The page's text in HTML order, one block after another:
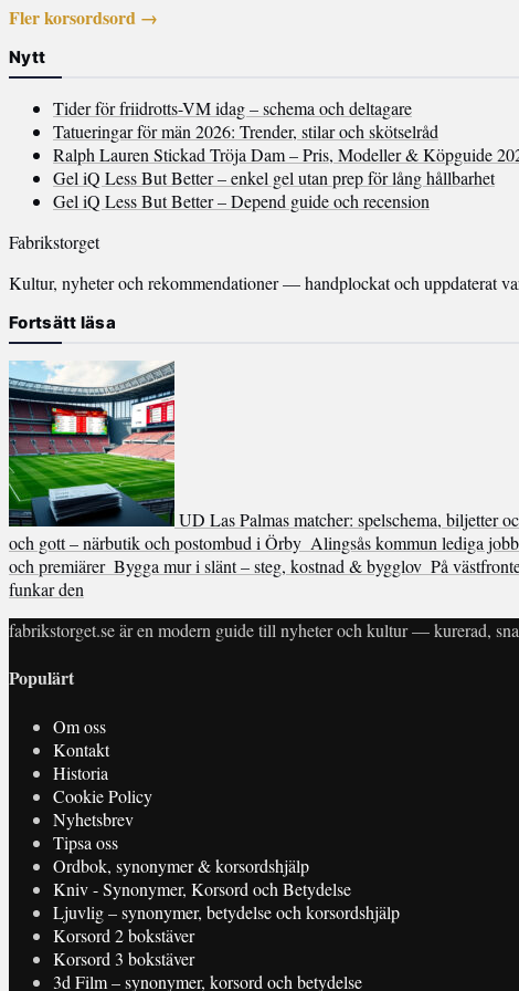
Fler korsordsord →
Nytt
Tider för friidrotts-VM idag – schema och deltagare
Tatueringar för män 2026: Trender, stilar och skötselråd
Ralph Lauren Stickad Tröja Dam – Pris, Modeller & Köpguide
Gel iQ Less But Better – enkel gel utan prep för lång hållbarhet
Gel iQ Less But Better – Depend guide och recension
Fabrikstorget
Kultur, nyheter och rekommendationer — handplockat och uppdaterat
Fortsätt läsa
UD Las Palmas matcher: spelschema, biljetter
och gott – närbutik och postombud i Örby Alingsås kommun lediga
och premiärer Bygga mur i slänt – steg, kostnad & bygglov På
funkar den
fabrikstorget.se är en modern guide till nyheter och kultur — kurerad,
Populärt
Om oss
Kontakt
Historia
Cookie Policy
Nyhetsbrev
Tipsa oss
Ordbok, synonymer & korsordshjälp
Kniv - Synonymer, Korsord och Betydelse
Ljuvlig – synonymer, betydelse och korsordshjälp
Korsord 2 bokstäver
Korsord 3 bokstäver
3d Film – synonymer, korsord och betydelse